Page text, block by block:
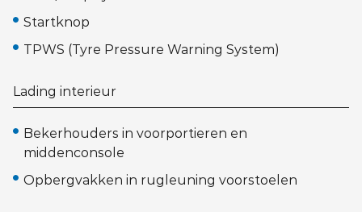
Startknop
TPWS (Tyre Pressure Warning System)
Lading interieur
Bekerhouders in voorportieren en
middenconsole
Opbergvakken in rugleuning voorstoelen